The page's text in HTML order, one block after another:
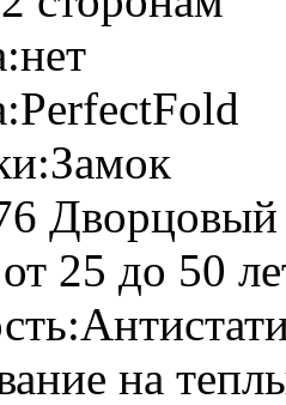
нет
PerfectFold
Замок
от 25 до 50
на